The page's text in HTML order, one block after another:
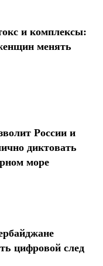
и комплексы:
менять
России и
диктовать
море
цифровой след